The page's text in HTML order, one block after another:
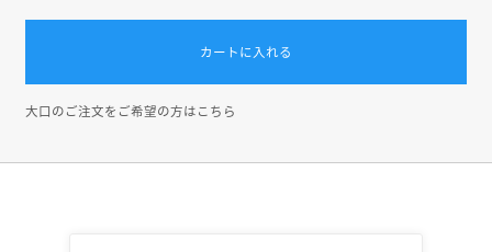
カートに入れる
大口のご注文をご希望の方はこちら